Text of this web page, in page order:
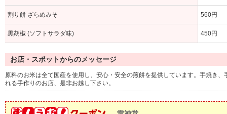
割り餅 ざらめみそ 560円
黒胡椒 (ソフトサラダ味) 450円
お店・スポットからのメッセージ
原料のお米は全て国産を使用し、安心・安全の煎餅を提供しています。手焼き
れる手作りのお店、是非お越し下さい。